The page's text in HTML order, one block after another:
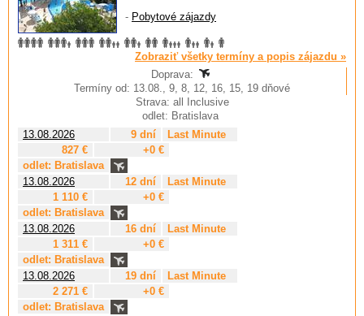
- Pobytové zájazdy
Zobraziť všetky termíny a popis zájazdu »
Doprava:
Termíny od: 13.08., 9, 8, 12, 16, 15, 19 dňové
Strava: all Inclusive
odlet: Bratislava
13.08.2026
9 dní
Last Minute
827 €
+0 €
odlet: Bratislava
13.08.2026
12 dní
Last Minute
1 110 €
+0 €
odlet: Bratislava
13.08.2026
16 dní
Last Minute
1 311 €
+0 €
odlet: Bratislava
13.08.2026
19 dní
Last Minute
2 271 €
+0 €
odlet: Bratislava